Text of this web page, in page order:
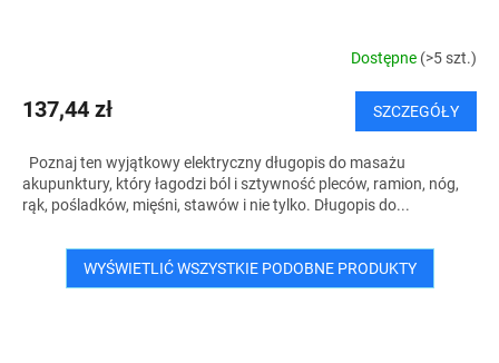
Dostępne (>5 szt.)
137,44 zł SZCZEGÓŁY
Poznaj ten wyjątkowy elektryczny długopis do masażu
akupunktury, który łagodzi ból i sztywność pleców, ramion, nóg,
rąk, pośladków, mięśni, stawów i nie tylko. Długopis do...
WYŚWIETLIĆ WSZYSTKIE PODOBNE PRODUKTY